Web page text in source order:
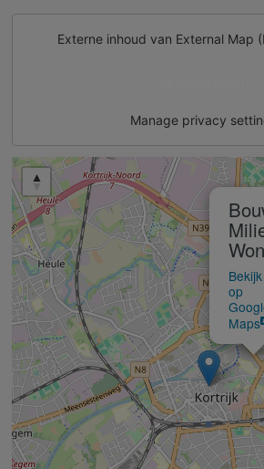
Externe inhoud van External Map
Manage privacy
Bekijk
op
Maps